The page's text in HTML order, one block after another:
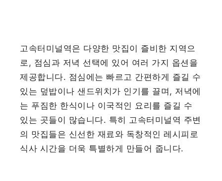
고속터미널역은 다양한 맛집이 즐비한 지역으
로, 점심과 저녁 선택에 있어 여러 가지 옵션을
제공합니다. 점심에는 빠르고 간편하게 즐길 수
있는 덮밥이나 샌드위치가 인기를 끌며, 저녁에
는 푸짐한 한식이나 이국적인 요리를 즐길 수
있는 곳들이 많습니다. 특히 고속터미널역 주변
의 맛집들은 신선한 재료와 독창적인 레시피로
식사 시간을 더욱 특별하게 만들어 줍니다.